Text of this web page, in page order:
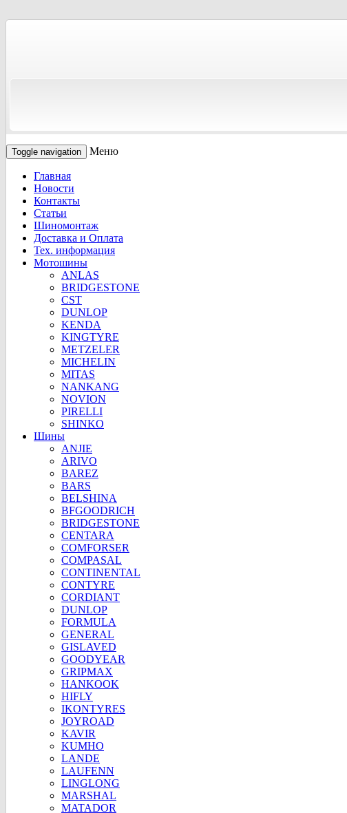
Toggle navigation Меню
Главная
Новости
Контакты
Статьи
Шиномонтаж
Доставка и Оплата
Тех. информация
Мотошины
ANLAS
BRIDGESTONE
CST
DUNLOP
KENDA
KINGTYRE
METZELER
MICHELIN
MITAS
NANKANG
NOVION
PIRELLI
SHINKO
Шины
ANJIE
ARIVO
BAREZ
BARS
BELSHINA
BFGOODRICH
BRIDGESTONE
CENTARA
COMFORSER
COMPASAL
CONTINENTAL
CONTYRE
CORDIANT
DUNLOP
FORMULA
GENERAL
GISLAVED
GOODYEAR
GRIPMAX
HANKOOK
HIFLY
IKONTYRES
JOYROAD
KAVIR
KUMHO
LANDE
LAUFENN
LINGLONG
MARSHAL
MATADOR